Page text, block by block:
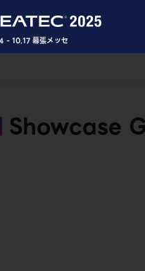
- 10.17 幕張メッセ
Showcase